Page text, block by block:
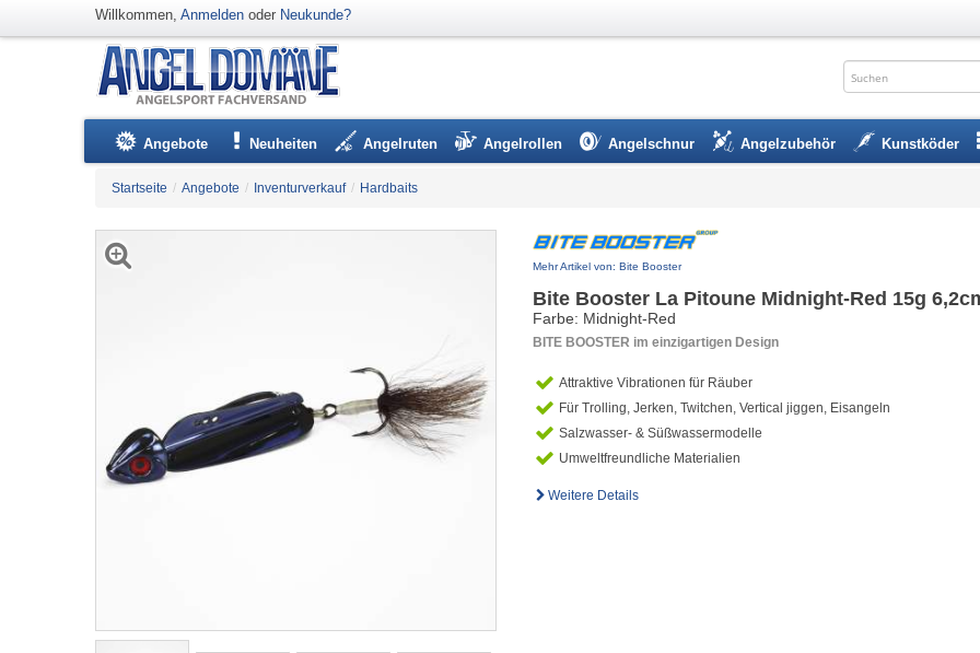
Willkommen, Anmelden oder Neukunde?
Angebote Neuheiten Angelruten Angelrollen Angelschnur Angelzubehör Kunstköder
Startseite / Angebote / Inventurverkauf / Hardbaits
Mehr Artikel von: Bite Booster
Bite Booster La Pitoune Midnight-Red 15g
Farbe: Midnight-Red
BITE BOOSTER im einzigartigen Design
Attraktive Vibrationen für Räuber
Für Trolling, Jerken, Twitchen, Vertical jiggen, Eisangeln
Salzwasser- & Süßwassermodelle
Umweltfreundliche Materialien
Weitere Details